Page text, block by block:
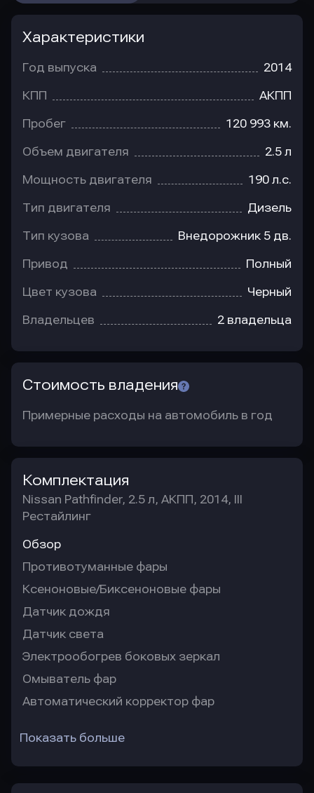
Характеристики
Год выпуска 2014
КПП АКПП
Пробег 120 993 км.
Объем двигателя 2.5 л
Мощность двигателя 190 л.с.
Тип двигателя Дизель
Тип кузова Внедорожник 5 дв.
Привод Полный
Цвет кузова Черный
Владельцев 2 владельца
Стоимость владения
Примерные расходы на автомобиль в год
Комплектация
Nissan Pathfinder, 2.5 л, АКПП, 2014, III
Рестайлинг
Обзор
Противотуманные фары
Ксеноновые/Биксеноновые фары
Датчик дождя
Датчик света
Электрообогрев боковых зеркал
Омыватель фар
Автоматический корректор фар
Показать больше